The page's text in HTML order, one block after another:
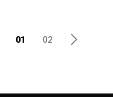
01 02